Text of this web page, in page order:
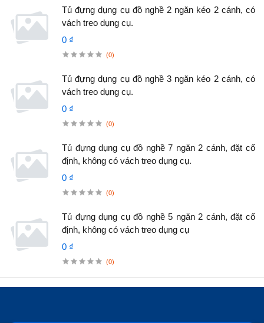
Tủ đựng dụng cụ đồ nghề 2 ngăn kéo 2 cánh, có
vách treo dụng cụ.
0 ₫
(0)
Tủ đựng dụng cụ đồ nghề 3 ngăn kéo 2 cánh, có
vách treo dụng cụ.
0 ₫
(0)
Tủ đựng dụng cụ đồ nghề 7 ngăn 2 cánh, đặt cố
định, không có vách treo dụng cụ.
0 ₫
(0)
Tủ đựng dụng cụ đồ nghề 5 ngăn 2 cánh, đặt cố
định, không có vách treo dụng cụ
0 ₫
(0)